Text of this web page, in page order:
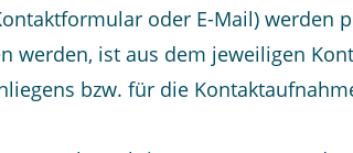
oder E-Mail) werden
werden, ist aus dem jeweiligen
bzw. für die